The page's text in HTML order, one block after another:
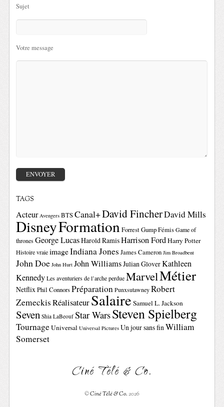
Sujet
Votre message
TAGS
Acteur Avengers BTSCanal+David FincherDavid Mills
DisneyFormationForrest GumpFémis Game of
thrones George LucasHarold RamisHarrison FordHarry Potter
Histoire vraie imageIndiana Jones James Cameron Jim Broadbent
John Doe John Hurt John WilliamsJulian GloverKathleen
Kennedy Les aventuriers de l’arche perdue MarvelMétier
NetflixPhil ConnorsPréparation Punxsutawney Robert
ZemeckisRéalisateurSalaire Samuel L. Jackson
Seven Shia LaBeouf Star WarsSteven Spielberg
TournageUniversal Universal Pictures Un jour sans finWilliam
Somerset
Ciné Télé & Co.
©Ciné Télé & Co.2026